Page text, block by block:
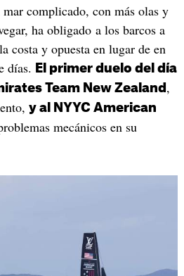
complicado, con más olas y
ha obligado a los barcos a
costa y opuesta en lugar de en
días.
El primer duelo del día
Team New Zealand ,
y al NYYC American
mecánicos en su